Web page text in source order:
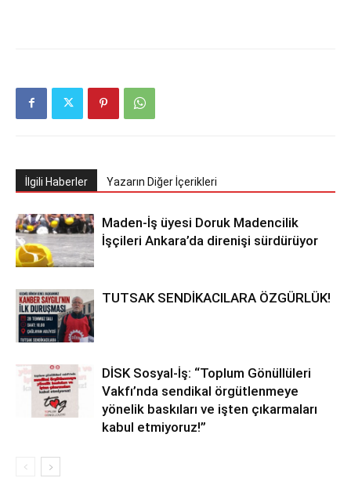
İlgili Haberler Yazarın Diğer İçerikleri
Maden-İş üyesi Doruk Madencilik
İşçileri Ankara’da direnişi sürdürüyor
TUTSAK SENDİKACILARA ÖZGÜRLÜK!
DİSK Sosyal-İş: “Toplum Gönüllüleri
Vakfı’nda sendikal örgütlenmeye
yönelik baskıları ve işten çıkarmaları
kabul etmiyoruz!”